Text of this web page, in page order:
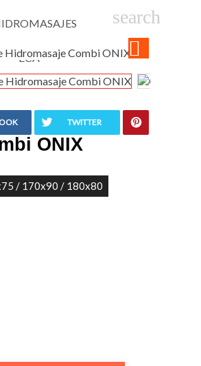
search

TWITTER
ONIX
/ 170x90 / 180x80